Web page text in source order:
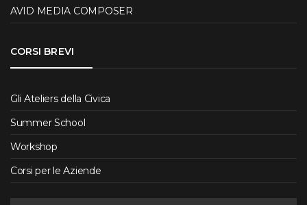
AVID MEDIA COMPOSER
CORSI BREVI
Gli Ateliers della Civica
Summer School
Workshop
Corsi per le Aziende